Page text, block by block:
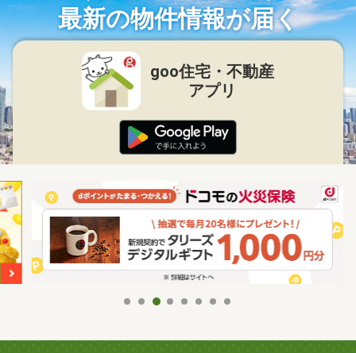
最新の物件情報が届く
goo住宅・不動産
アプリ